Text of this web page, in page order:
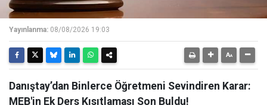
Yayınlanma: 08/08/2026 19:03
Danıştay’dan Binlerce Öğretmeni Sevindiren Karar:
MEB'in Ek Ders Kısıtlaması Son Buldu!